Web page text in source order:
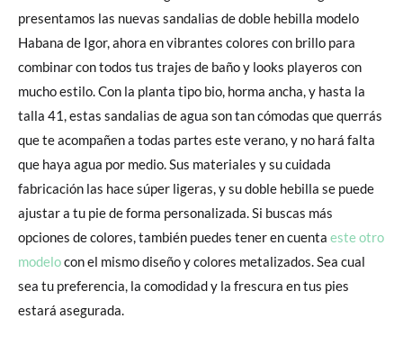
presentamos las nuevas sandalias de doble hebilla modelo
Habana de Igor, ahora en vibrantes colores con brillo para
combinar con todos tus trajes de baño y looks playeros con
mucho estilo. Con la planta tipo bio, horma ancha, y hasta la
talla 41, estas sandalias de agua son tan cómodas que querrás
que te acompañen a todas partes este verano, y no hará falta
que haya agua por medio. Sus materiales y su cuidada
fabricación las hace súper ligeras, y su doble hebilla se puede
ajustar a tu pie de forma personalizada. Si buscas más
opciones de colores, también puedes tener en cuenta este otro
modelocon el mismo diseño y colores metalizados. Sea cual
sea tu preferencia, la comodidad y la frescura en tus pies
estará asegurada.